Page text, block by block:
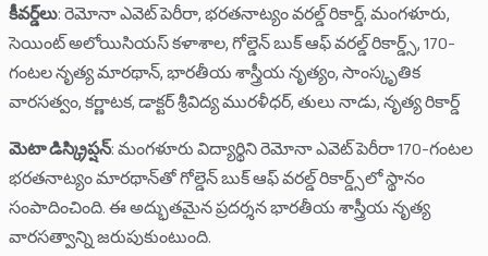
కీవర్డ్‌లు: రెమోనా ఎవెట్ పెరీరా, భరతనాట్యం వరల్డ్ రికార్డ్, మంగళూరు,
సెయింట్ అలోయిసియస్ కళాశాల, గోల్డెన్ బుక్ ఆఫ్ వరల్డ్ రికార్డ్స్, 170-
గంటల నృత్య మారథాన్, భారతీయ శాస్త్రీయ నృత్యం, సాంస్కృతిక
వారసత్వం, కర్ణాటక, డాక్టర్ శ్రీవిద్య మురళీధర్, తులు నాడు, నృత్య రికార్డ్
మెటా డిస్క్రిప్షన్: మంగళూరు విద్యార్థిని రెమోనా ఎవెట్ పెరీరా 170-గంటల
భరతనాట్యం మారథాన్‌తో గోల్డెన్ బుక్ ఆఫ్ వరల్డ్ రికార్డ్స్‌లో స్థానం
సంపాదించింది. ఈ అద్భుతమైన ప్రదర్శన భారతీయ శాస్త్రీయ నృత్య
వారసత్వాన్ని జరుపుకుంటుంది.